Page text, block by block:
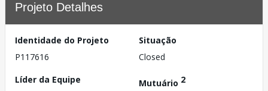
Projeto Detalhes
Identidade do Projeto
P117616
Situação
Closed
Líder da Equipe
Mutuário 2